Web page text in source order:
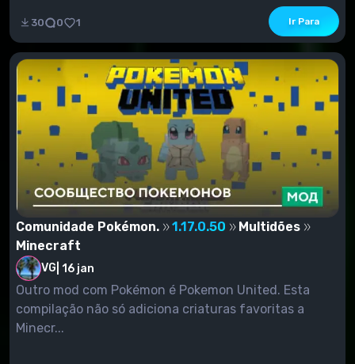
30 0 1 Ir Para
Comunidade Pokémon. 1.17.0.50
Multidões
Minecraft
VG 16 jan
Outro mod com Pokémon é Pokemon United. Esta
compilação não só adiciona criaturas favoritas a
Minecr...